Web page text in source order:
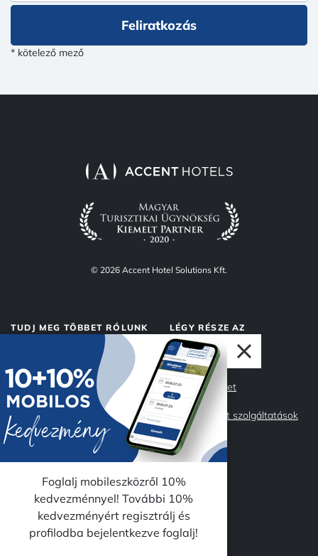
Feliratkozás
* kötelező mező
© 2026 Accent Hotel Solutions Kft.
TUDJ MEG TÖBBET RÓLUNK
Rólunk
Adatvédelem
Impresszum
Miért az Accent?
LÉGY RÉSZE AZ
ACCENTNEK
Accent Market
Management szolgáltatások
Csapatunk
KÖVESS MINKET
Foglalj mobileszközről 10%
kedvezménnyel! További 10%
kedvezményért regisztrálj és
profilodba bejelentkezve foglalj!